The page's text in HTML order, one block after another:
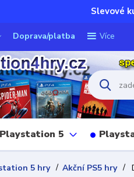
Slevové
Doprava/platba Více
Playstation 5
5 hry Akční PS5 hry